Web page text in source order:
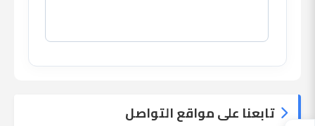
تابعنا على مواقع التواصل